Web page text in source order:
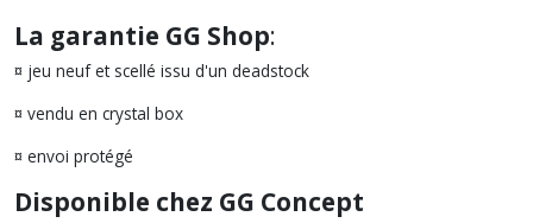
La garantie GG Shop:
¤ jeu neuf et scellé issu d'un deadstock
¤ vendu en crystal box
¤ envoi protégé
Disponible chez GG Concept